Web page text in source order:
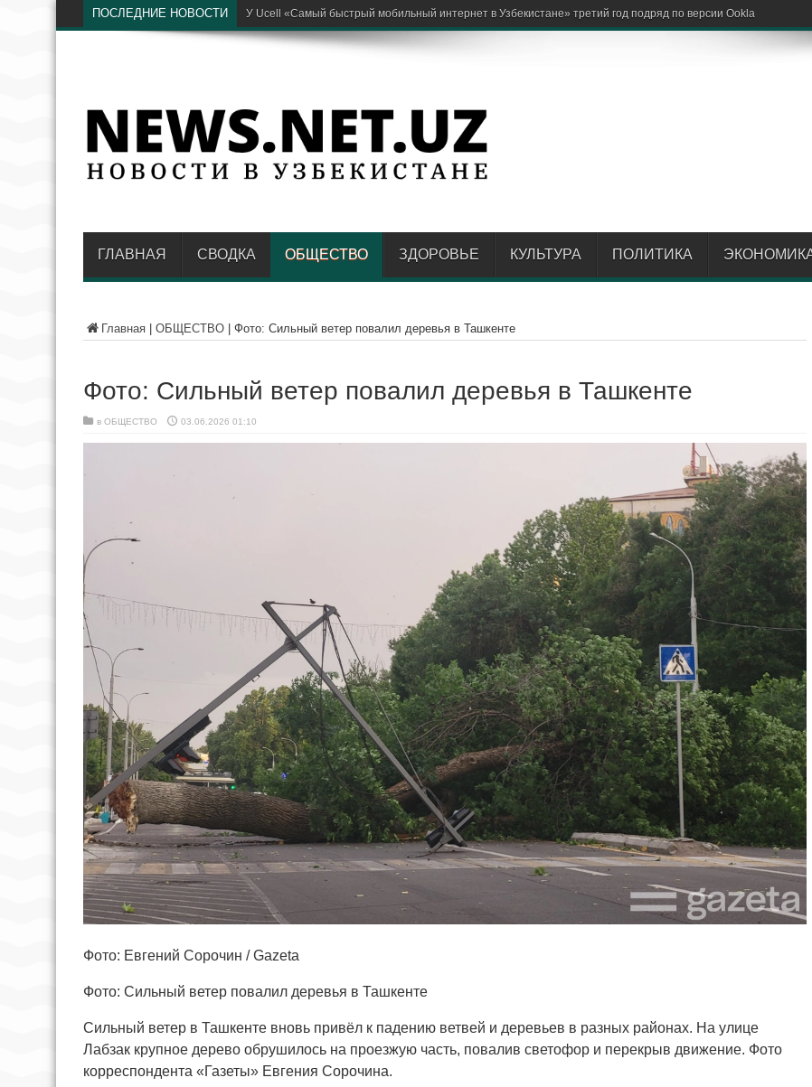
ПОСЛЕДНИЕ НОВОСТИ Глава районного энергопредприятия в Самарка
ГЛАВНАЯ СВОДКА ОБЩЕСТВО ЗДОРОВЬЕ КУЛЬТУРА ПОЛИТИКА
Главная ОБЩЕСТВО Фото: Сильный ветер повалил деревья в Ташкенте
Фото: Сильный ветер повалил деревья в Ташкенте
в ОБЩЕСТВО 03.06.2026 01:10
Фото: Евгений Сорочин / Gazeta
Фото: Сильный ветер повалил деревья в Ташкенте
Сильный ветер в Ташкенте вновь привёл к падению ветвей и деревьев в разных районах. На улице
Лабзак крупное дерево обрушилось на проезжую часть, повалив светофор и перекрыв движение. Фото
корреспондента «Газеты» Евгения Сорочина.